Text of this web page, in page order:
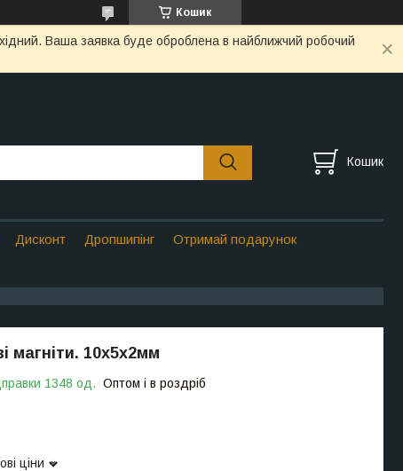
Кошик
Ваша заявка буде оброблена в найближчий робочий
Кошик
Дисконт Дропшипінг Отримай подарунок
магніти. 10х5х2мм
1348 од. Оптом і в роздріб
ціни